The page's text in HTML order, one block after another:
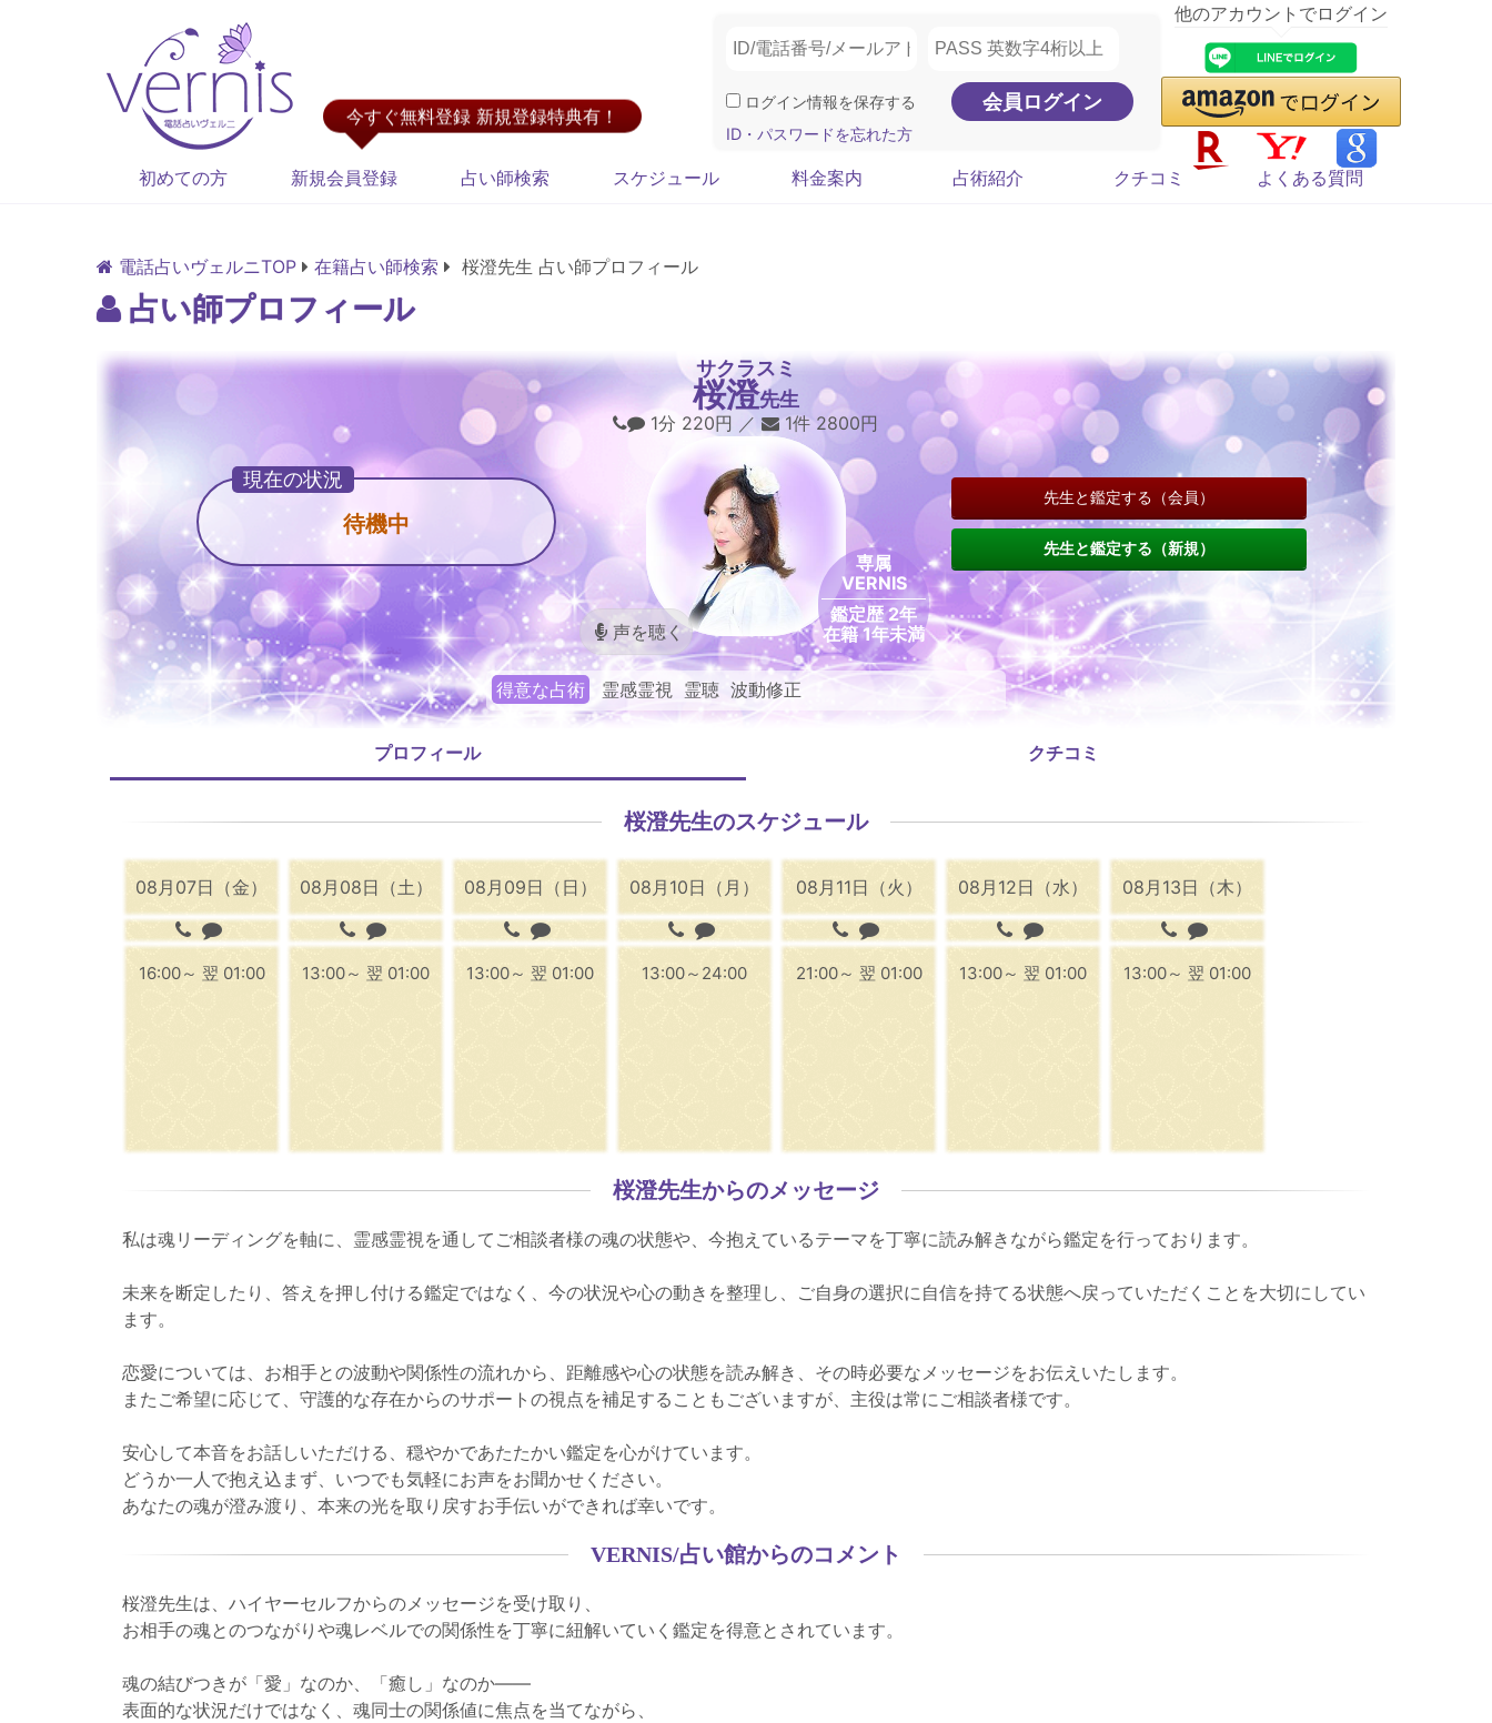
今すぐ無料登録 新規登録特典有！
ログイン情報を保存する
ID・パスワードを忘れた方
他のアカウントでログイン
初めての方 新規会員登録 占い師検索 スケジュール 料金案内 占術紹介 クチコミ よくある質問
電話占いヴェルニTOP 在籍占い師検索 桜澄先生 占い師プロフィール
占い師プロフィール
サクラスミ
桜澄先生
声を聴く
専属
VERNIS
鑑定歴 2年
在籍 1年未満
得意な占術 霊感霊視 霊聴 波動修正
1分 220円 ／ 1件 2800円
待機中
先生と鑑定する（会員）
先生と鑑定する（新規）
プロフィール クチコミ
桜澄先生のスケジュール
08月07日（金）
16:00～ 翌 01:00
08月08日（土）
13:00～ 翌 01:00
08月09日（日）
13:00～ 翌 01:00
08月10日（月）
13:00～24:00
08月11日（火）
21:00～ 翌 01:00
08月12日（水）
13:00～ 翌 01:00
08月13日（木）
13:00～ 翌 01:00
桜澄先生からのメッセージ
私は魂リーディングを軸に、霊感霊視を通してご相談者様の魂の状態や、今抱えているテーマを丁寧に読み解きながら鑑定を行っております。
未来を断定したり、答えを押し付ける鑑定ではなく、今の状況や心の動きを整理し、ご自身の選択に自信を持てる状態へ戻っていただくことを大切にしてい
ます。
恋愛については、お相手との波動や関係性の流れから、距離感や心の状態を読み解き、その時必要なメッセージをお伝えいたします。
またご希望に応じて、守護的な存在からのサポートの視点を補足することもございますが、主役は常にご相談者様です。
安心して本音をお話しいただける、穏やかであたたかい鑑定を心がけています。
どうか一人で抱え込まず、いつでも気軽にお声をお聞かせください。
あなたの魂が澄み渡り、本来の光を取り戻すお手伝いができれば幸いです。
VERNIS/占い館からのコメント
桜澄先生は、ハイヤーセルフからのメッセージを受け取り、
お相手の魂とのつながりや魂レベルでの関係性を丁寧に紐解いていく鑑定を得意とされています。
魂の結びつきが「愛」なのか、「癒し」なのか――
表面的な状況だけではなく、魂同士の関係値に焦点を当てながら、